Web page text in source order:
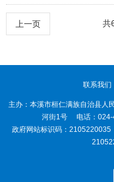
上一页 共
联系我们
主办：本溪市桓仁满族自治县
河街1号 电话：024-
政府网站标识码：